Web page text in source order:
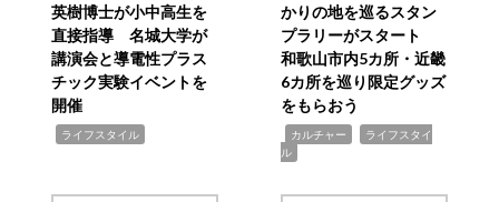
英樹博士が小中高生を
直接指導 名城大学が
講演会と導電性プラス
チック実験イベントを
開催
ライフスタイル
かりの地を巡るスタン
プラリーがスタート
和歌山市内5カ所・近畿
6カ所を巡り限定グッズ
をもらおう
カルチャー
ライフスタイ
ル